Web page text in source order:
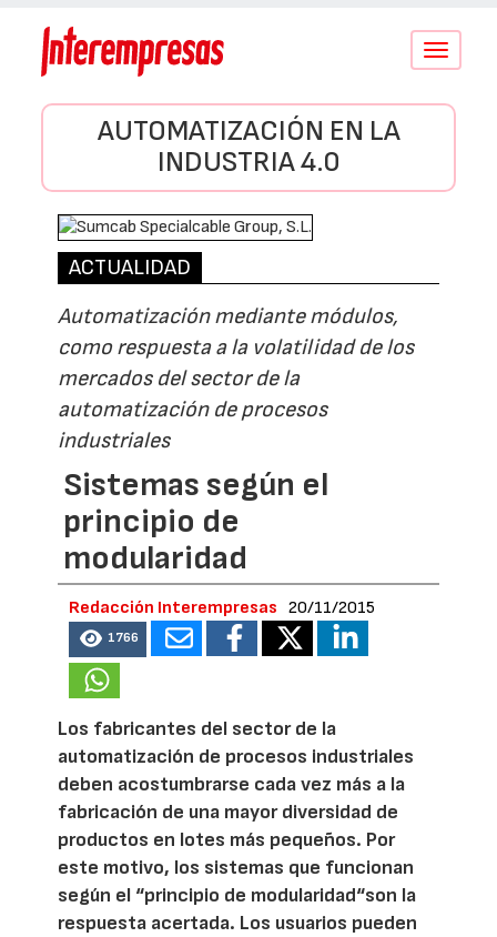
Conmutar
AUTOMATIZACIÓN EN LA
INDUSTRIA 4.0
ACTUALIDAD
Automatización mediante módulos,
como respuesta a la volatilidad de los
mercados del sector de la
automatización de procesos
industriales
Sistemas según el
principio de
modularidad
Redacción Interempresas 20/11/2015
1766
Los fabricantes del sector de la
automatización de procesos industriales
deben acostumbrarse cada vez más a la
fabricación de una mayor diversidad de
productos en lotes más pequeños. Por
este motivo, los sistemas que funcionan
según el “principio de modularidad“son la
respuesta acertada. Los usuarios pueden